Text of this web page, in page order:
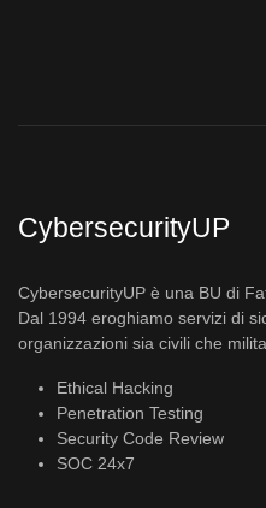
CybersecurityUP
CybersecurityUP è una BU di
Dal 1994 eroghiamo servizi di
organizzazioni sia civili che
Ethical Hacking
Penetration Testing
Security Code Review
SOC 24x7